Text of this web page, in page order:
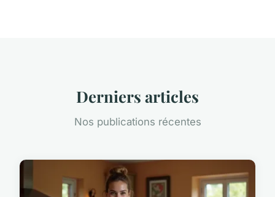
Derniers articles
Nos publications récentes